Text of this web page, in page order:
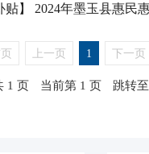
】 2024年墨玉县惠民惠农财政补贴
上一页 1 下一页
1 页 当前第 1 页 跳转至